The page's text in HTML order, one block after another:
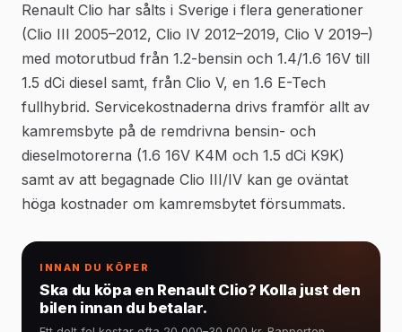
Renault Clio har sålts i Sverige i flera generationer
(Clio III 2005–2012, Clio IV 2012–2019, Clio V 2019–)
med motorutbud från 1.2-bensin och 1.4/1.6 16V till
1.5 dCi diesel samt, från Clio V, en 1.6 E-Tech
fullhybrid. Servicekostnaderna drivs framför allt av
kamremsbyte på de remdrivna bensin- och
dieselmotorerna (1.6 16V K4M och 1.5 dCi K9K)
samt av att begagnade Clio III/IV kan ge oväntat
höga kostnader om kamremsbytet försummats.
INNAN DU KÖPER
Ska du köpa en Renault Clio? Kolla just den
bilen innan du betalar.